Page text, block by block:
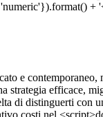
e
strategia efficace,
di distinguerti con